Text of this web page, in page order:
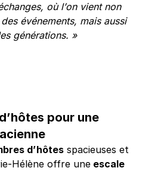
où l’on vient non
événements, mais aussi
générations. »
pour une
d’hôtes spacieuses et
Hélène offre une escale